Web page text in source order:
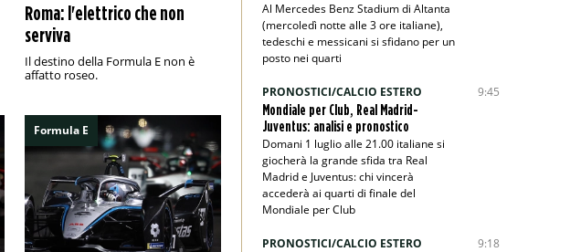
Roma: l'elettrico che non
serviva
Il destino della Formula E non è
affatto roseo.
Formula E
Al Mercedes Benz Stadium di Altanta
(mercoledì notte alle 3 ore italiane),
tedeschi e messicani si sfidano per un
posto nei quarti
PRONOSTICI/CALCIO ESTERO
Mondiale per Club, Real Madrid-
Juventus: analisi e pronostico
Domani 1 luglio alle 21.00 italiane si
giocherà la grande sfida tra Real
Madrid e Juventus: chi vincerà
accederà ai quarti di finale del
Mondiale per Club
9:45
PRONOSTICI/CALCIO ESTERO 9:18